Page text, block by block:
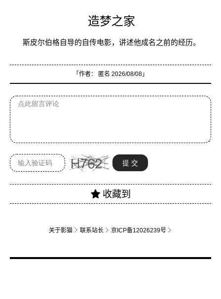
造梦之家
斯皮尔伯格自导的自传电影，讲述他成名之前的经历。
「作者： 匿名 2026/08/08」
关于影猫 联系站长 京ICP备12026239号